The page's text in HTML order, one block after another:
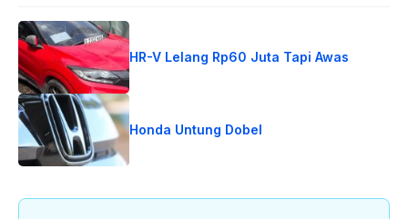
HR-V Lelang Rp60 Juta Tapi Awas
Honda Untung Dobel